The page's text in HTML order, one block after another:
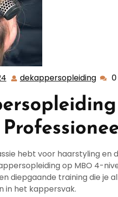
21
2024
dekappersopleiding
hebt voor haarstyling
op MBO 4-
diepgaande training die je
in het kappersvak.